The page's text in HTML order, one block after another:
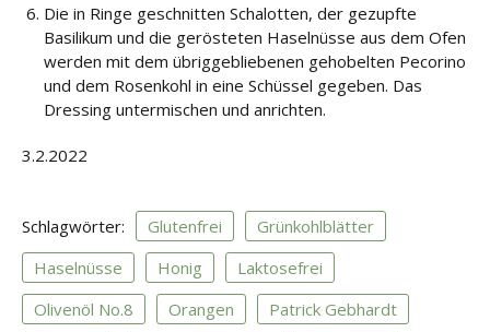
Die in Ringe geschnitten Schalotten, der gezupfte
Basilikum und die gerösteten Haselnüsse aus dem Ofen
werden mit dem übriggebliebenen gehobelten Pecorino
und dem Rosenkohl in eine Schüssel gegeben. Das
Dressing untermischen und anrichten.
3.2.2022
Schlagwörter: Glutenfrei
Grünkohlblätter
Haselnüsse
Honig
Laktosefrei
Olivenöl No.8
Orangen
Patrick Gebhardt